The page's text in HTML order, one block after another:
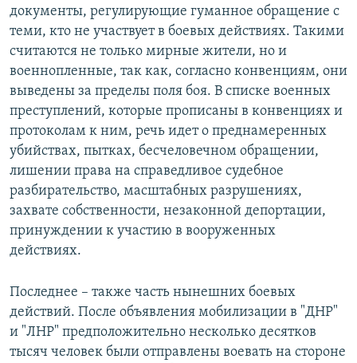
документы, регулирующие гуманное обращение с
теми, кто не участвует в боевых действиях. Такими
считаются не только мирные жители, но и
военнопленные, так как, согласно конвенциям, они
выведены за пределы поля боя. В списке военных
преступлений, которые прописаны в конвенциях и
протоколам к ним, речь идет о преднамеренных
убийствах, пытках, бесчеловечном обращении,
лишении права на справедливое судебное
разбирательство, масштабных разрушениях,
захвате собственности, незаконной депортации,
принуждении к участию в вооруженных
действиях.
Последнее – также часть нынешних боевых
действий. После объявления мобилизации в "ДНР"
и "ЛНР" предположительно несколько десятков
тысяч человек были отправлены воевать на стороне